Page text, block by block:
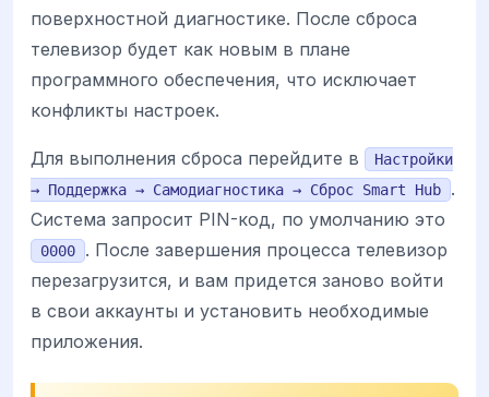
поверхностной диагностике. После сброса
телевизор будет как новым в плане
программного обеспечения, что исключает
конфликты настроек.
Для выполнения сброса перейдите в
Настройки
→ Поддержка → Самодиагностика → Сброс Smart Hub
.
Система запросит PIN-код, по умолчанию это
0000
. После завершения процесса телевизор
перезагрузится, и вам придется заново войти
в свои аккаунты и установить необходимые
приложения.